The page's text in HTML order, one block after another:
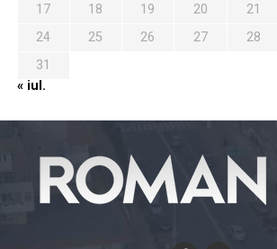
17
18 19 20 21
24
25 26 27 28
31
« iul.